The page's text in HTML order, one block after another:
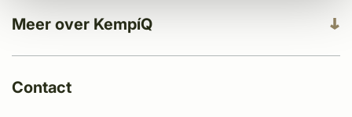
Meer over KempíQ
Contact